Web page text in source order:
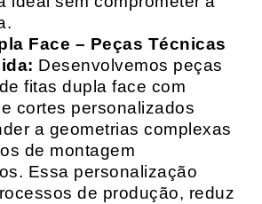
Face – Peças Técnicas
Desenvolvemos peças
fitas dupla face com
cortes personalizados
a geometrias complexas
de montagem
Essa personalização
de produção, reduz